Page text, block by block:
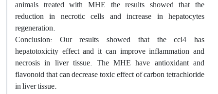
animals treated with MHE the results showed that the
reduction in necrotic cells and increase in hepatocytes
regeneration.
Conclusion: Our results showed that the ccl4 has
hepatotoxicity effect and it can improve inflammation and
necrosis in liver tissue. The MHE have antioxidant and
flavonoid that can decrease toxic effect of carbon tetrachloride
in liver tissue.